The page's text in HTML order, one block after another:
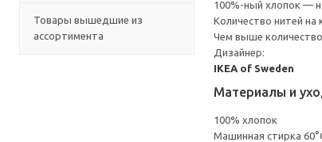
Товары вышедшие из
ассортимента
100%-ный хлопок —
Количество нитей на
Чем выше
Дизайнер:
IKEA of Sweden
Материалы и
100% хлопок
Машинная стирка